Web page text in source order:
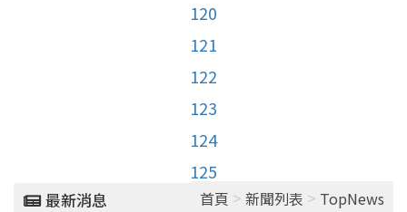
120
121
122
123
124
125
最新消息 首頁 > 新聞列表 > TopNews